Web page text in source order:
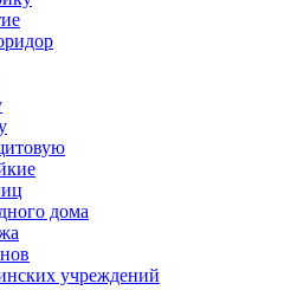
дома
учреждений